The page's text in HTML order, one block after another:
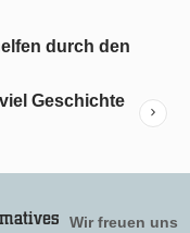
durch den
Geschichte
Wir freuen uns